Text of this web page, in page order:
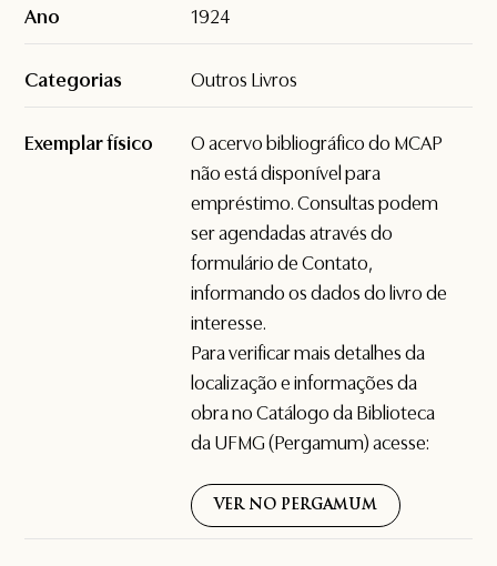
Ano 1924
Categorias Outros Livros
Exemplar físico
O acervo bibliográfico do MCAP
não está disponível para
empréstimo. Consultas podem
ser agendadas através do
formulário deContato,
informando os dados do livro de
interesse.
Para verificar mais detalhes da
localização e informações da
obra no Catálogo da Biblioteca
da UFMG (Pergamum) acesse:
VER NO PERGAMUM